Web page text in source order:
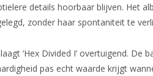
details hoorbaar blijven. Het
zonder haar spontaniteit te
‘Hex Divided I’ overtuigend.
pas echt waarde krijgt